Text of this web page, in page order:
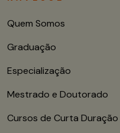
Quem Somos
Graduação
Especialização
Mestrado e Doutorado
Cursos de Curta Duração